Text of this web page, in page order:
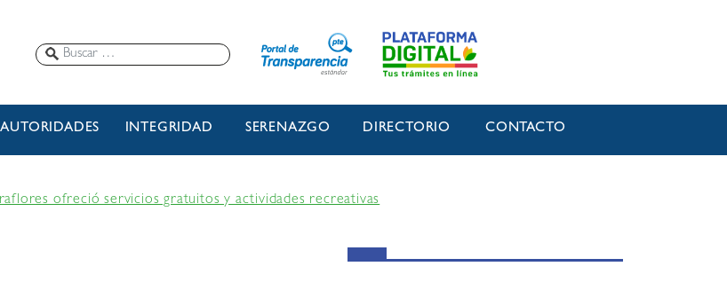
AUTORIDADES INTEGRIDAD SERENAZGO DIRECTORIO CONTACTO
ofreció servicios gratuitos y actividades recreativas